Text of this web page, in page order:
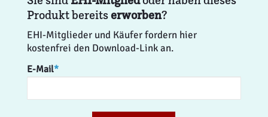
Produkt bereitserworben?
EHI-Mitglieder und Käufer fordern hier
kostenfrei den Download-Link an.
E-Mail*